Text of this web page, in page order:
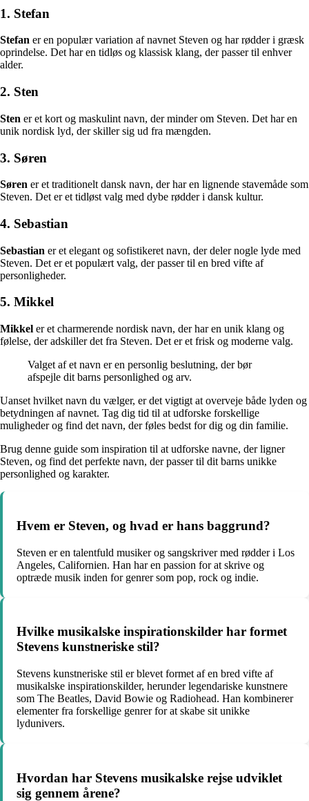
1. Stefan
Stefan er en populær variation af navnet Steven og har rødder i græsk
oprindelse. Det har en tidløs og klassisk klang, der passer til enhver
alder.
2. Sten
Sten er et kort og maskulint navn, der minder om Steven. Det har en
unik nordisk lyd, der skiller sig ud fra mængden.
3. Søren
Søren er et traditionelt dansk navn, der har en lignende stavemåde som
Steven. Det er et tidløst valg med dybe rødder i dansk kultur.
4. Sebastian
Sebastian er et elegant og sofistikeret navn, der deler nogle lyde med
Steven. Det er et populært valg, der passer til en bred vifte af
personligheder.
5. Mikkel
Mikkel er et charmerende nordisk navn, der har en unik klang og
følelse, der adskiller det fra Steven. Det er et frisk og moderne valg.
Valget af et navn er en personlig beslutning, der bør
afspejle dit barns personlighed og arv.
Uanset hvilket navn du vælger, er det vigtigt at overveje både lyden og
betydningen af navnet. Tag dig tid til at udforske forskellige
muligheder og find det navn, der føles bedst for dig og din familie.
Brug denne guide som inspiration til at udforske navne, der ligner
Steven, og find det perfekte navn, der passer til dit barns unikke
personlighed og karakter.
Hvem er Steven, og hvad er hans baggrund?
Steven er en talentfuld musiker og sangskriver med rødder i Los
Angeles, Californien. Han har en passion for at skrive og
optræde musik inden for genrer som pop, rock og indie.
Hvilke musikalske inspirationskilder har formet
Stevens kunstneriske stil?
Stevens kunstneriske stil er blevet formet af en bred vifte af
musikalske inspirationskilder, herunder legendariske kunstnere
som The Beatles, David Bowie og Radiohead. Han kombinerer
elementer fra forskellige genrer for at skabe sit unikke
lydunivers.
Hvordan har Stevens musikalske rejse udviklet
sig gennem årene?